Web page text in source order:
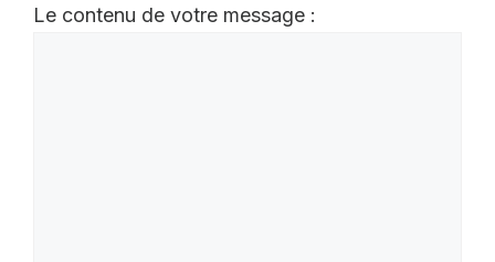
Le contenu de votre message :